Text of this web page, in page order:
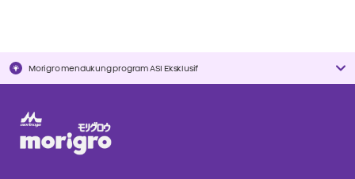
Morigro mendukung program ASI Eksklusif